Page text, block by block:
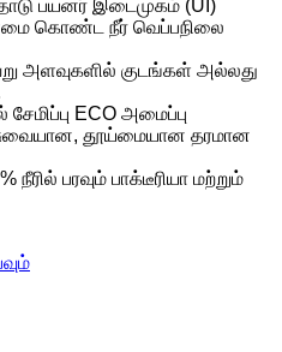
பயனர் இடைமுகம் (UI)
கொண்ட நீர் வெப்பநிலை
அளவுகளில் குடங்கள் அல்லது
ECO அமைப்பு
தூய்மையான தரமான
நீரில் பரவும் பாக்டீரியா மற்றும்